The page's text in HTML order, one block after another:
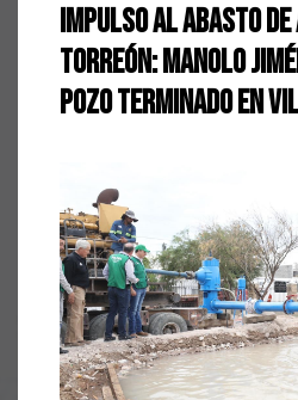
Impulso al abasto de
Torreón: Manolo
pozo terminado en